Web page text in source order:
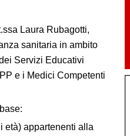
Laura Rubagotti,
sanitaria in ambito
Servizi Educativi
e i Medici Competenti
età) appartenenti alla